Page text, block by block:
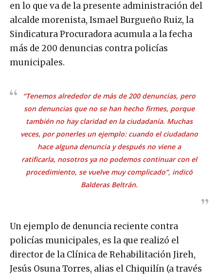
en lo que va de la presente administración del
alcalde morenista, Ismael Burgueño Ruiz, la
Sindicatura Procuradora acumula a la fecha
más de 200 denuncias contra policías
municipales.
“Tenemos alrededor de más de 200 denuncias, pero
son denuncias que no se han hecho firmes, porque
también no hay claridad en la ciudadanía. Muchas
veces, por ponerles un ejemplo: cuando el ciudadano
hace alguna denuncia y después no viene a
ratificarla, nosotros ya no podemos continuar con el
procedimiento, se vuelve muy complicado”, indicó
Balderas Beltrán.
Un ejemplo de denuncia reciente contra
policías municipales, es la que realizó el
director de la Clínica de Rehabilitación Jireh,
Jesús Osuna Torres, alias el Chiquilín (a través